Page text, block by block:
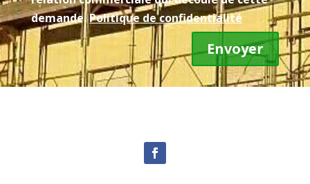
demande.Politique de confidentialité
Envoyer